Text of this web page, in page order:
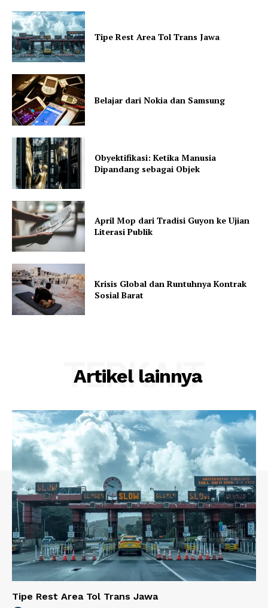
Tipe Rest Area Tol Trans Jawa
Belajar dari Nokia dan Samsung
Obyektifikasi: Ketika Manusia
Dipandang sebagai Objek
April Mop dari Tradisi Guyon ke Ujian
Literasi Publik
Krisis Global dan Runtuhnya Kontrak
Sosial Barat
Artikel lainnya
TERKAIT
Tipe Rest Area Tol Trans Jawa